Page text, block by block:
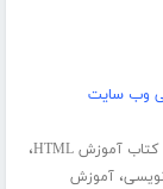
وب سایت
کتاب آموزش HTML ،
،آموزش